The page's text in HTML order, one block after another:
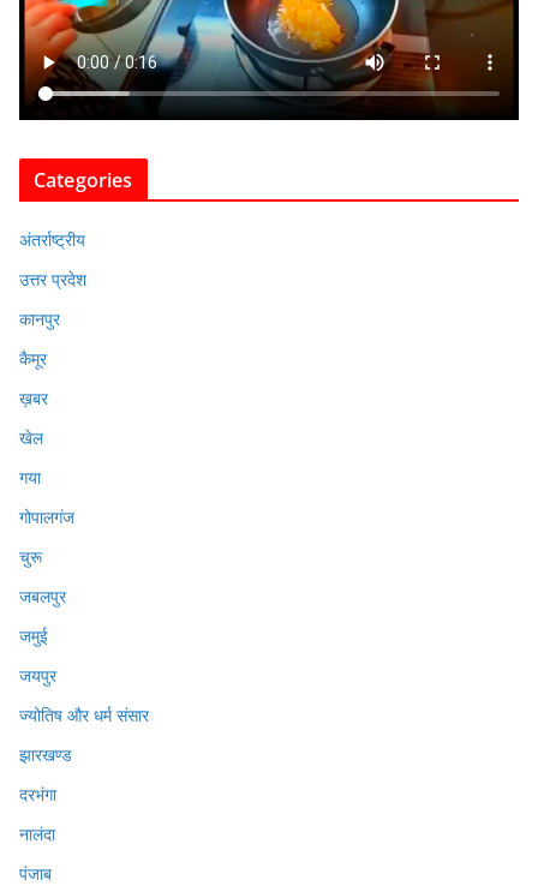
Categories
अंतर्राष्ट्रीय
उत्तर प्रदेश
कानपुर
कैमूर
ख़बर
खेल
गया
गोपालगंज
चुरू
जबलपुर
जमुई
जयपुर
ज्योतिष और धर्म संसार
झारखण्ड
दरभंगा
नालंदा
पंजाब